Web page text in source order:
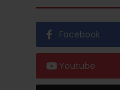
Facebook
Youtube